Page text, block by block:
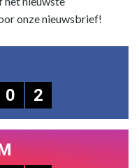
onze nieuwsbrief!
0 2